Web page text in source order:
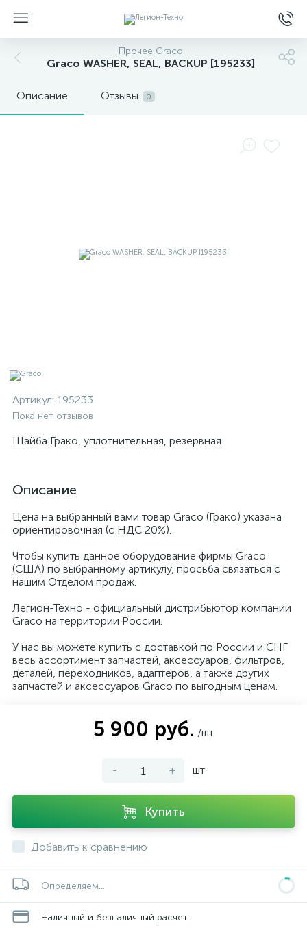
Прочее Graco
Graco WASHER, SEAL, BACKUP [195233]
Описание Отзывы 0
Артикул: 195233
Пока нет отзывов
Шайба Грако, уплотнительная, резервная
Описание
Цена на выбранный вами товар Graco (Грако) указана
ориентировочная (с НДС 20%).
Чтобы купить данное оборудование фирмы Graco
(США) по выбранному артикулу, просьба связаться с
нашим Отделом продаж.
Легион-Техно - официальный дистрибьютор компании
Graco на территории России.
У нас вы можете купить с доставкой по России и СНГ
весь ассортимент запчастей, аксессуаров, фильтров,
деталей, переходников, адаптеров, а также других
запчастей и аксессуаров Graco по выгодным ценам.
5 900 руб. /шт
- + шт
Купить
Добавить к сравнению
Определяем...
Наличный и безналичный расчет